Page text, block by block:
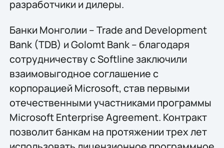
разработчики и дилеры.
Банки Монголии – Trade and Development
Bank (TDB) и Golomt Bank – благодаря
сотрудничеству с Softline заключили
взаимовыгодное соглашение с
корпорацией Microsoft, став первыми
отечественными участниками программы
Microsoft Enterprise Agreement. Контракт
позволит банкам на протяжении трех лет